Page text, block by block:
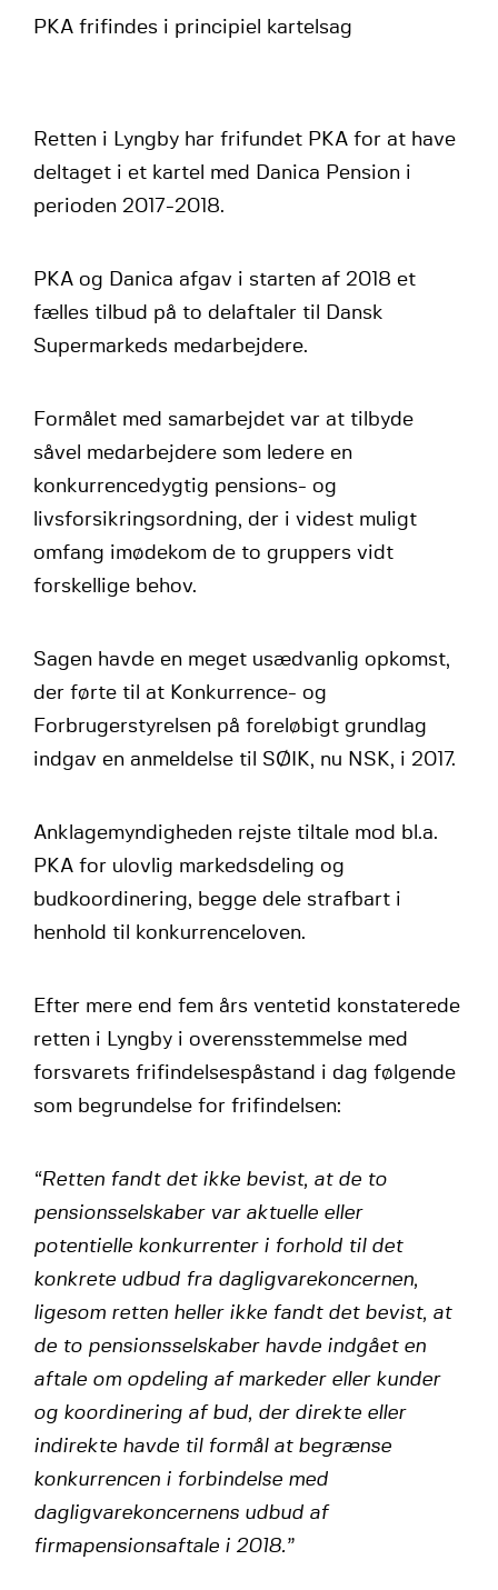
PKA frifindes i principiel kartelsag
Retten i Lyngby har frifundet PKA for at have
deltaget i et kartel med Danica Pension i
perioden 2017-2018.
PKA og Danica afgav i starten af 2018 et
fælles tilbud på to delaftaler til Dansk
Supermarkeds medarbejdere.
Formålet med samarbejdet var at tilbyde
såvel medarbejdere som ledere en
konkurrencedygtig pensions- og
livsforsikringsordning, der i videst muligt
omfang imødekom de to gruppers vidt
forskellige behov.
Sagen havde en meget usædvanlig opkomst,
der førte til at Konkurrence- og
Forbrugerstyrelsen på foreløbigt grundlag
indgav en anmeldelse til SØIK, nu NSK, i 2017.
Anklagemyndigheden rejste tiltale mod bl.a.
PKA for ulovlig markedsdeling og
budkoordinering, begge dele strafbart i
henhold til konkurrenceloven.
Efter mere end fem års ventetid konstaterede
retten i Lyngby i overensstemmelse med
forsvarets frifindelsespåstand i dag følgende
som begrundelse for frifindelsen:
“Retten fandt det ikke bevist, at de to
pensionsselskaber var aktuelle eller
potentielle konkurrenter i forhold til det
konkrete udbud fra dagligvarekoncernen,
ligesom retten heller ikke fandt det bevist, at
de to pensionsselskaber havde indgået en
aftale om opdeling af markeder eller kunder
og koordinering af bud, der direkte eller
indirekte havde til formål at begrænse
konkurrencen i forbindelse med
dagligvarekoncernens udbud af
firmapensionsaftale i 2018.”